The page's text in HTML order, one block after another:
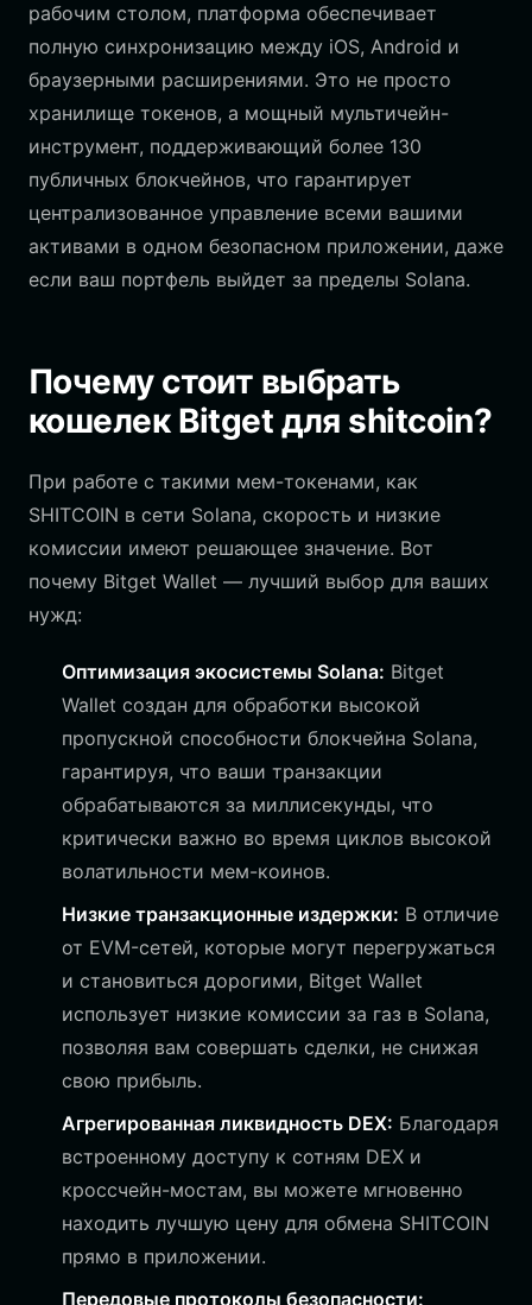
рабочим столом, платформа обеспечивает
полную синхронизацию между iOS, Android и
браузерными расширениями. Это не просто
хранилище токенов, а мощный мультичейн-
инструмент, поддерживающий более 130
публичных блокчейнов, что гарантирует
централизованное управление всеми вашими
активами в одном безопасном приложении, даже
если ваш портфель выйдет за пределы Solana.
Почему стоит выбрать
кошелек Bitget для shitcoin?
При работе с такими мем-токенами, как
SHITCOIN в сети Solana, скорость и низкие
комиссии имеют решающее значение. Вот
почему Bitget Wallet — лучший выбор для ваших
нужд:
Оптимизация экосистемы Solana: Bitget
Wallet создан для обработки высокой
пропускной способности блокчейна Solana,
гарантируя, что ваши транзакции
обрабатываются за миллисекунды, что
критически важно во время циклов высокой
волатильности мем-коинов.
Низкие транзакционные издержки: В отличие
от EVM-сетей, которые могут перегружаться
и становиться дорогими, Bitget Wallet
использует низкие комиссии за газ в Solana,
позволяя вам совершать сделки, не снижая
свою прибыль.
Агрегированная ликвидность DEX: Благодаря
встроенному доступу к сотням DEX и
кроссчейн-мостам, вы можете мгновенно
находить лучшую цену для обмена SHITCOIN
прямо в приложении.
Передовые протоколы безопасности: